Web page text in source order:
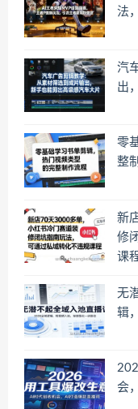
法
汽
出
零
整
新
修
课
无
辑
会